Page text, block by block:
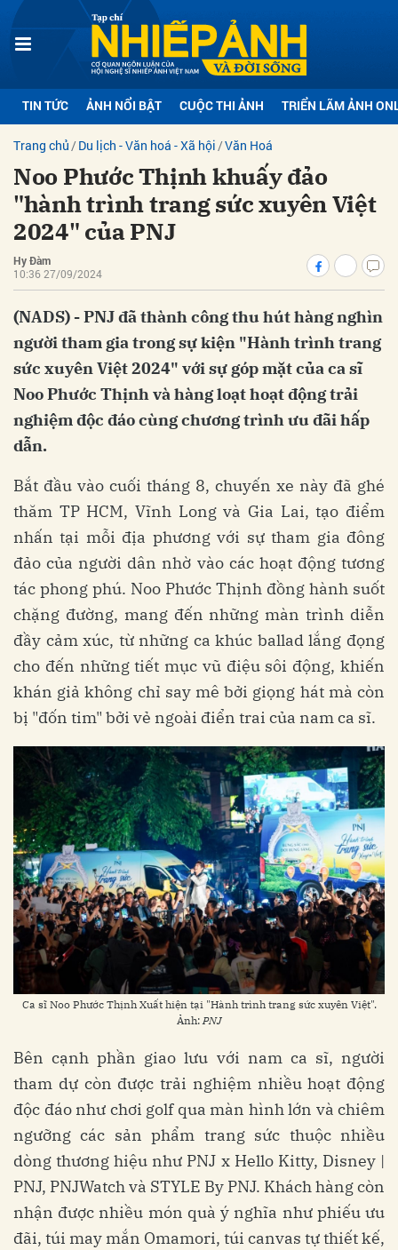
TIN TỨC ẢNH NỔI BẬT CUỘC THI ẢNH TRIỂN LÃM ẢNH
Trang chủ Du lịch - Văn hoá - Xã hội Văn Hoá
Noo Phước Thịnh khuấy đảo
"hành trình trang sức xuyên Việt
2024" của PNJ
Hy Đàm
10:36 27/09/2024
(NADS) - PNJ đã thành công thu hút hàng nghìn
người tham gia trong sự kiện "Hành trình trang
sức xuyên Việt 2024" với sự góp mặt của ca sĩ
Noo Phước Thịnh và hàng loạt hoạt động trải
nghiệm độc đáo cùng chương trình ưu đãi hấp
dẫn.
Bắt đầu vào cuối tháng 8, chuyến xe này đã ghé
thăm TP HCM, Vĩnh Long và Gia Lai, tạo điểm
nhấn tại mỗi địa phương với sự tham gia đông
đảo của người dân nhờ vào các hoạt động tương
tác phong phú. Noo Phước Thịnh đồng hành suốt
chặng đường, mang đến những màn trình diễn
đầy cảm xúc, từ những ca khúc ballad lắng đọng
cho đến những tiết mục vũ điệu sôi động, khiến
khán giả không chỉ say mê bởi giọng hát mà còn
bị "đốn tim" bởi vẻ ngoài điển trai của nam ca sĩ.
Ca sĩ Noo Phước Thịnh Xuất hiện tại "Hành trình trang sức xuyên Việt".
Ảnh:PNJ
Bên cạnh phần giao lưu với nam ca sĩ, người
tham dự còn được trải nghiệm nhiều hoạt động
độc đáo như chơi golf qua màn hình lớn và chiêm
ngưỡng các sản phẩm trang sức thuộc nhiều
dòng thương hiệu như PNJ x Hello Kitty, Disney |
PNJ, PNJWatch và STYLE By PNJ. Khách hàng còn
nhận được nhiều món quà ý nghĩa như phiếu ưu
đãi, túi may mắn Omamori, túi canvas tự thiết kế,
luận
Hủy